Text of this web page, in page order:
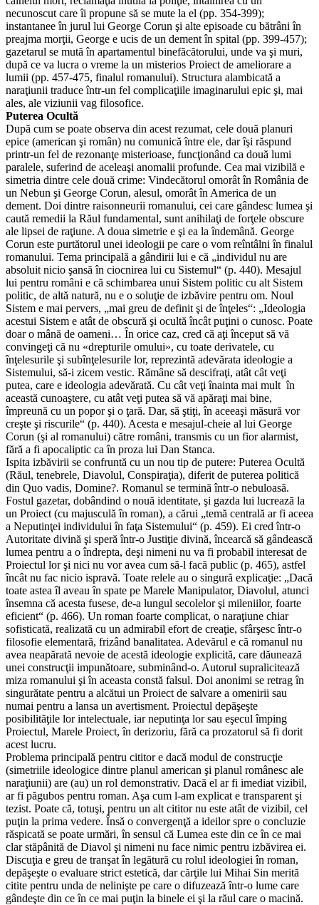
necunoscut care îi propune să se mute la el (pp. 354-399);
instantanee în jurul lui George Corun şi alte episoade cu bătrâni în
preajma morţii, George e ucis de un dement în spital (pp. 399-457);
gazetarul se mută în apartamentul binefăcătorului, unde va şi muri,
după ce va lucra o vreme la un misterios Proiect de ameliorare a
lumii (pp. 457-475, finalul romanului). Structura alambicată a
naraţiunii traduce într-un fel complicaţiile imaginarului epic şi, mai
ales, ale viziunii vag filosofice.
Puterea Ocultă
După cum se poate observa din acest rezumat, cele două planuri
epice (american şi român) nu comunică între ele, dar îşi răspund
printr-un fel de rezonanţe misterioase, funcţionând ca două lumi
paralele, suferind de aceleaşi anomalii profunde. Cea mai vizibilă e
simetria dintre cele două crime: Vindecătorul omorât în România de
un Nebun şi George Corun, alesul, omorât în America de un
dement. Doi dintre raisonneurii romanului, cei care gândesc lumea şi
caută remedii la Răul fundamental, sunt anihilaţi de forţele obscure
ale lipsei de raţiune. A doua simetrie e şi ea la îndemână. George
Corun este purtătorul unei ideologii pe care o vom reîntâlni în finalul
romanului. Tema principală a gândirii lui e că „individul nu are
absoluit nicio şansă în ciocnirea lui cu Sistemul“ (p. 440). Mesajul
lui pentru români e că schimbarea unui Sistem politic cu alt Sistem
politic, de altă natură, nu e o soluţie de izbăvire pentru om. Noul
Sistem e mai pervers, „mai greu de definit şi de înţeles“: „Ideologia
acestui Sistem e atât de obscură şi ocultă încât puţini o cunosc. Poate
doar o mână de oameni… În orice caz, cred că aţi început să vă
convingeţi că nu «drepturile omului», cu toate derivatele, cu
înţelesurile şi subînţelesurile lor, reprezintă adevărata ideologie a
Sistemului, să-i zicem vestic. Rămâne să descifraţi, atât cât veţi
putea, care e ideologia adevărată. Cu cât veţi înainta mai mult în
această cunoaştere, cu atât veţi putea să vă apăraţi mai bine,
împreună cu un popor şi o ţară. Dar, să ştiţi, în aceeaşi măsură vor
creşte şi riscurile“ (p. 440). Acesta e mesajul-cheie al lui George
Corun (şi al romanului) către români, transmis cu un fior alarmist,
fără a fi apocaliptic ca în proza lui Dan Stanca.
Ispita izbăvirii se confruntă cu un nou tip de putere: Puterea Ocultă
(Răul, tenebrele, Diavolul, Conspiraţia), diferit de puterea politică
din Quo vadis, Domine?. Romanul se termină într-o nebuloasă.
Fostul gazetar, dobândind o nouă identitate, şi gazda lui lucrează la
un Proiect (cu majusculă în roman), a cărui „temă centrală ar fi aceea
a Neputinţei individului în faţa Sistemului“ (p. 459). Ei cred într-o
Autoritate divină şi speră într-o Justiţie divină, încearcă să gândească
lumea pentru a o îndrepta, deşi nimeni nu va fi probabil interesat de
Proiectul lor şi nici nu vor avea cum să-l facă public (p. 465), astfel
încât nu fac nicio ispravă. Toate relele au o singură explicaţie: „Dacă
toate astea îl aveau în spate pe Marele Manipulator, Diavolul, atunci
însemna că acesta fusese, de-a lungul secolelor şi mileniilor, foarte
eficient“ (p. 466). Un roman foarte complicat, o naraţiune chiar
sofisticată, realizată cu un admirabil efort de creaţie, sfârşesc într-o
filosofie elementară, frizând banalitatea. Adevărul e că romanul nu
avea neapărată nevoie de acestă ideologie explicită, care dăunează
unei construcţii impunătoare, subminând-o. Autorul supralicitează
miza romanului şi în aceasta constă falsul. Doi anonimi se retrag în
singurătate pentru a alcătui un Proiect de salvare a omenirii sau
numai pentru a lansa un avertisment. Proiectul depăşeşte
posibilităţile lor intelectuale, iar neputinţa lor sau eşecul împing
Proiectul, Marele Proiect, în derizoriu, fără ca prozatorul să fi dorit
acest lucru.
Problema principală pentru cititor e dacă modul de construcţie
(simetriile ideologice dintre planul american şi planul românesc ale
naraţiunii) are (au) un rol demonstrativ. Dacă el ar fi imediat vizibil,
ar fi păgubos pentru roman. Aşa cum l-am explicat e transparent şi
tezist. Poate că, totuşi, pentru un alt cititor nu este atât de vizibil, cel
puţin la prima vedere. Însă o convergenţă a ideilor spre o concluzie
răspicată se poate urmări, în sensul că Lumea este din ce în ce mai
clar stăpânită de Diavol şi nimeni nu face nimic pentru izbăvirea ei.
Discuţia e greu de tranşat în legătură cu rolul ideologiei în roman,
depăşeşte o evaluare strict estetică, dar cărţile lui Mihai Sin merită
citite pentru unda de nelinişte pe care o difuzează într-o lume care
gândeşte din ce în ce mai puţin la binele ei şi la răul care o macină.